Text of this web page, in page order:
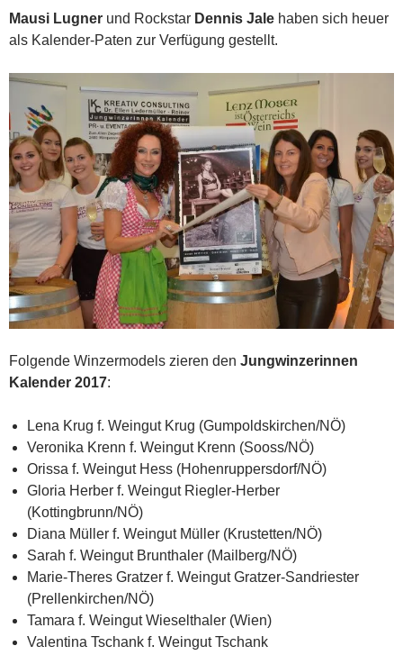
Mausi Lugner und Rockstar Dennis Jale haben sich heuer
als Kalender-Paten zur Verfügung gestellt.
Folgende Winzermodels zieren den Jungwinzerinnen
Kalender 2017:
Lena Krug f. Weingut Krug (Gumpoldskirchen/NÖ)
Veronika Krenn f. Weingut Krenn (Sooss/NÖ)
Orissa f. Weingut Hess (Hohenruppersdorf/NÖ)
Gloria Herber f. Weingut Riegler-Herber
(Kottingbrunn/NÖ)
Diana Müller f. Weingut Müller (Krustetten/NÖ)
Sarah f. Weingut Brunthaler (Mailberg/NÖ)
Marie-Theres Gratzer f. Weingut Gratzer-Sandriester
(Prellenkirchen/NÖ)
Tamara f. Weingut Wieselthaler (Wien)
Valentina Tschank f. Weingut Tschank